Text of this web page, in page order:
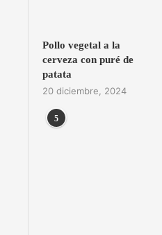
Pollo vegetal a la
cerveza con puré de
patata
20 diciembre, 2024
5